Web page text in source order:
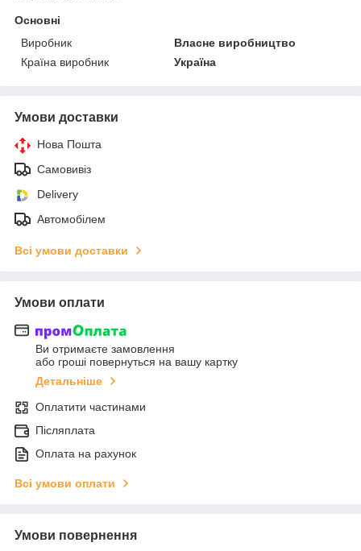
Основні
Виробник
Власне виробництво
Країна виробник
Україна
Умови доставки
Нова Пошта
Самовивіз
Delivery
Автомобілем
Всі умови доставки
Умови оплати
Ви отримаєте замовлення
або гроші повернуться на вашу картку
Детальніше
Оплатити частинами
Післяплата
Оплата на рахунок
Всі умови оплати
Умови повернення